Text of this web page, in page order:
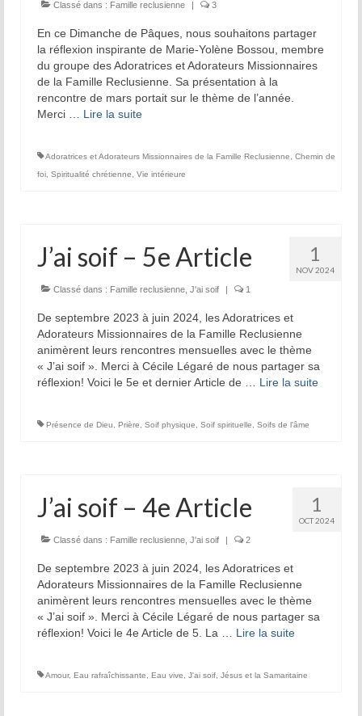
Prière d’Adoration et de Louange
Parole de Dieu
Solitude Communion
Prière d’intercession
Jeanne Le Ber
Prier à la manière de Jeanne Le Ber – 7
articles
Bibliographie sur Jeanne Le Ber
Vidéos sur Jeanne Le Ber
La tradition des Recluses
Chapelle d’adoration
Monastère Spirituel
Dix fêtes liturgiques
Contempler le Visage du Christ
Classé dans : Famille reclusienne 3
En ce Dimanche de Pâques, nous souhaitons partager
la réflexion inspirante de Marie-Yolène Bossou, membre
du groupe des Adoratrices et Adorateurs Missionnaires
de la Famille Reclusienne. Sa présentation à la
rencontre de mars portait sur le thème de l’année.
Merci … Lire la suite­­
Adoratrices et Adorateurs Missionnaires de la Famille Reclusienne, Chemin de
foi, Spiritualité chrétienne, Vie intérieure
1
NOV 2024
J’ai soif – 5e Article
Classé dans : Famille reclusienne, J'ai soif 1
De septembre 2023 à juin 2024, les Adoratrices et
Adorateurs Missionnaires de la Famille Reclusienne
animèrent leurs rencontres mensuelles avec le thème
« J’ai soif ». Merci à Cécile Légaré de nous partager sa
réflexion! Voici le 5e et dernier Article de … Lire la suite­­
Présence de Dieu, Prière, Soif physique, Soif spirituelle, Soifs de l'âme
1
OCT 2024
J’ai soif – 4e Article
Classé dans : Famille reclusienne, J'ai soif 2
De septembre 2023 à juin 2024, les Adoratrices et
Adorateurs Missionnaires de la Famille Reclusienne
animèrent leurs rencontres mensuelles avec le thème
« J’ai soif ». Merci à Cécile Légaré de nous partager sa
réflexion! Voici le 4e Article de 5. La … Lire la suite­­
Amour, Eau rafraîchissante, Eau vive, J'ai soif, Jésus et la Samaritaine